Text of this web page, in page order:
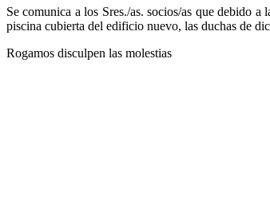
Se comunica a los Sres./as. socios/as que debido
piscina cubierta del edificio nuevo, las duchas de
Rogamos disculpen las molestias